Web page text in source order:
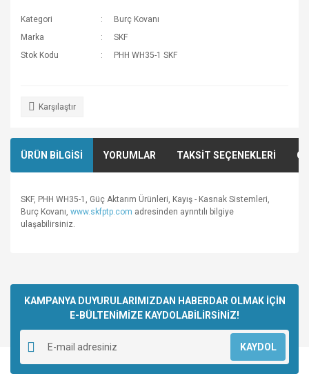
Kategori
Burç Kovanı
Marka
SKF
Stok Kodu
PHH WH35-1 SKF
Karşılaştır
ÜRÜN BİLGİSİ YORUMLAR TAKSİT SEÇENEKLERİ
SKF, PHH WH35-1, Güç Aktarım Ürünleri, Kayış - Kasnak Sistemleri,
Burç Kovanı, www.skfptp.com adresinden ayrıntılı bilgiye
ulaşabilirsiniz.
Yorum Yaz
kullanarak tarafımıza iletebilirsiniz.
Görüş ve önerileriniz için teşekkür ederiz.
Ürün resmi kalitesiz, bozuk veya görüntülenemiyor.
Ürün açıklamasında eksik bilgiler bulunuyor.
Ürün bilgilerinde hatalar bulunuyor.
KAMPANYA DUYURULARIMIZDAN HABERDAR OLMAK İÇİN
E-BÜLTENİMİZE KAYDOLABİLİRSİNİZ!
KAYDOL